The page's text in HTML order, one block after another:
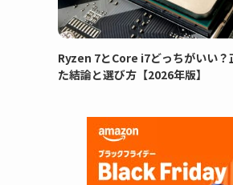
Ryzen 7とCore i7どっちがいい？
た結論と選び方【2026年版】